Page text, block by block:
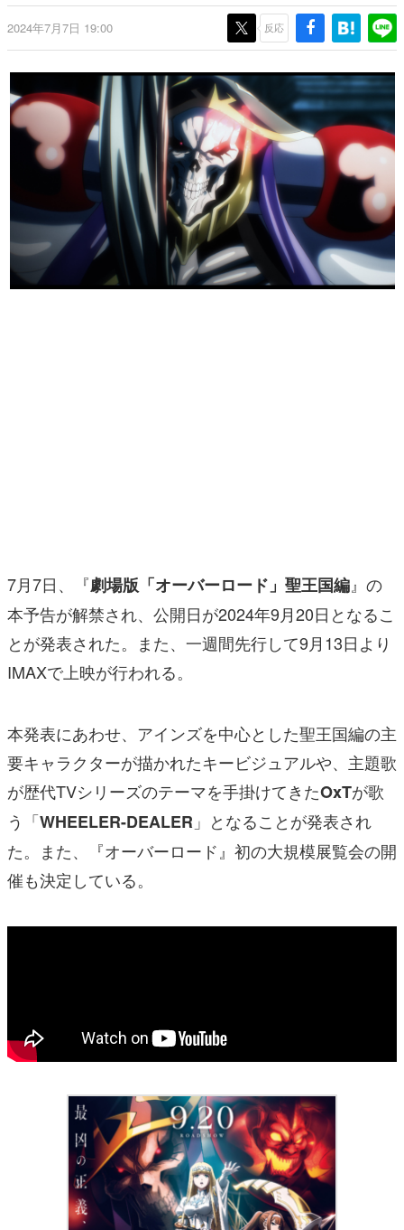
ゲーム世代の作家たち
ゲームに多大な影響を受けた作家さんに取材し、ゲームが
日本のコンテンツ産業やカルチャーに与えた影響を探る企
画です。
日本モバイルゲーム産業史
日本のモバイルゲーム史における主要なトピック・タイト
ルを網羅するほか、開発者へのインタビューや識者による
解説を掲載。約20年の歴史が一望できる決定版！
若ゲのいたり〜ゲームクリエイターの青春〜
『うつヌケ』『ペンと箸』等で知られるマンガ家・田中圭
一先生によるゲーム業界レポートマンガです。
なんでゲームは面白い？
ゲーム開発者・hamatsu氏がゲームの魅力を画面や操作の
具体的な形から解き明かしていく、硬派で骨太な評論連載
です。
その他
電ファミニコゲーマーとは？
運営：株式会社マレ
2024年7月7日 19:00 反応
7月7日、『劇場版「オーバーロード」聖王国編』の
本予告が解禁され、公開日が2024年9月20日となるこ
とが発表された。また、一週間先行して9月13日より
IMAXで上映が行われる。
本発表にあわせ、アインズを中心とした聖王国編の主
要キャラクターが描かれたキービジュアルや、主題歌
が歴代TVシリーズのテーマを手掛けてきたOxTが歌
う「WHEELER-DEALER 」となることが発表され
た。また、『オーバーロード』初の大規模展覧会の開
催も決定している。